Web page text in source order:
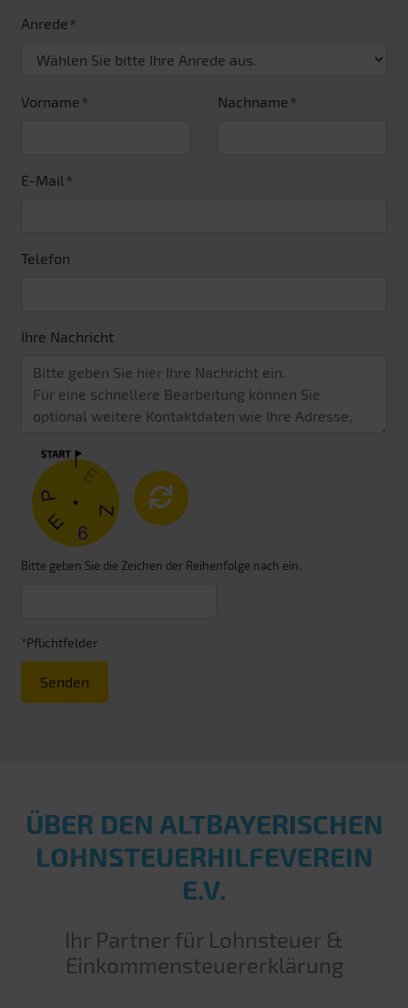
Anrede
Vorname Nachname
E-Mail
Telefon
Ihre Nachricht
Bitte geben Sie die Zeichen der Reihenfolge nach ein.
*Pflichtfelder
Senden
ÜBER DEN ALT­BAYERISCHEN
LOHN­STEUER­HILFE­VEREIN
E.V.
Ihr Partner für Lohnsteuer &
Einkommensteuererklärung